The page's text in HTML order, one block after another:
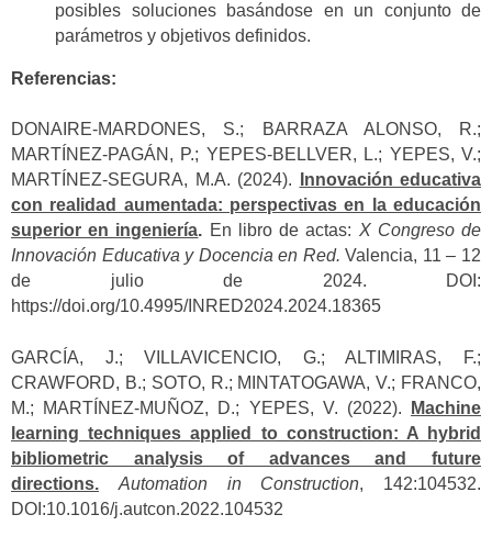
posibles soluciones basándose en un conjunto de
parámetros y objetivos definidos.
Referencias:
DONAIRE-MARDONES, S.; BARRAZA ALONSO, R.;
MARTÍNEZ-PAGÁN, P.; YEPES-BELLVER, L.; YEPES, V.;
MARTÍNEZ-SEGURA, M.A. (2024).
Innovación educativa
con realidad aumentada: perspectivas en la educación
superior en ingeniería. En libro de actas: X Congreso de
Innovación Educativa y Docencia en Red. Valencia, 11 – 12
de julio de 2024. DOI:
https://doi.org/10.4995/INRED2024.2024.18365
GARCÍA, J.; VILLAVICENCIO, G.; ALTIMIRAS, F.;
CRAWFORD, B.; SOTO, R.; MINTATOGAWA, V.; FRANCO,
M.; MARTÍNEZ-MUÑOZ, D.; YEPES, V. (2022).
Machine
learning techniques applied to construction: A hybrid
bibliometric analysis of advances and future
directions.
Automation in Construction, 142:104532.
DOI:10.1016/j.autcon.2022.104532